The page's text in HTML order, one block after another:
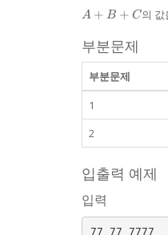
A+B+C
A + B + C의 값
부분문제
부분문제
1
2
입출력 예제
입력